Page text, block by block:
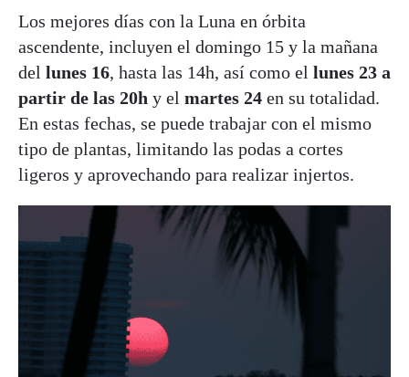
Los mejores días con la Luna en órbita
ascendente, incluyen el domingo 15 y la mañana
del lunes 16, hasta las 14h, así como el lunes 23 a
partir de las 20h y el martes 24 en su totalidad.
En estas fechas, se puede trabajar con el mismo
tipo de plantas, limitando las podas a cortes
ligeros y aprovechando para realizar injertos.